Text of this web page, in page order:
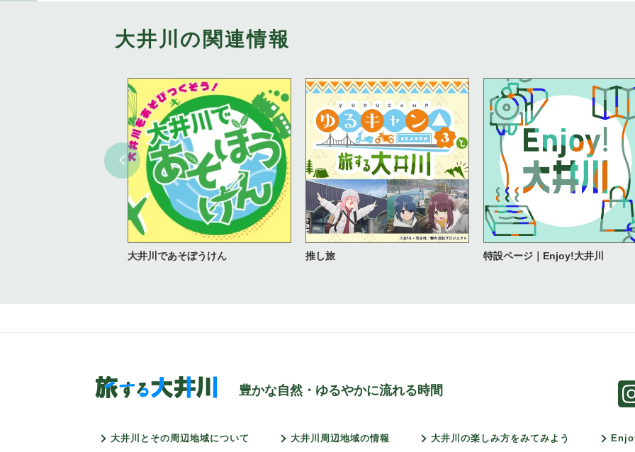
大井川の関連情報
大井川であそぼうけん 推し旅 特設ページ｜Enjoy!大井川
豊かな自然・ゆるやかに流れる時間
大井川とその周辺地域について 大井川周辺地域の情報 大井川の楽しみ方をみてみよう